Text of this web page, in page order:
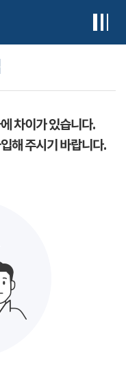
차이가 있습니다.
해 주시기 바랍니다.